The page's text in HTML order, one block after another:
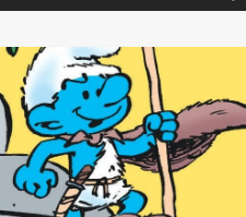
« Mon Village Révolté » - Combattre un Projet !
« Le Béton et le Bambou / Propositions pour Mayotte et le Monde. » - Améliorations !
PsyRiver 2026 : la magie revient sur les rives de l’Aar